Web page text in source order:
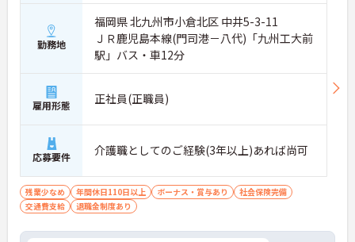
勤務地
福岡県 北九州市小倉北区 中井5-3-11
ＪＲ鹿児島本線(門司港－八代)「九州工大前
駅」バス・車12分
雇用形態 正社員(正職員)
応募要件 介護職としてのご経験(3年以上)あれば尚可
残業少なめ 年間休日110日以上 ボーナス・賞与あり
社会保険完備
交通費支給
退職金制度あり